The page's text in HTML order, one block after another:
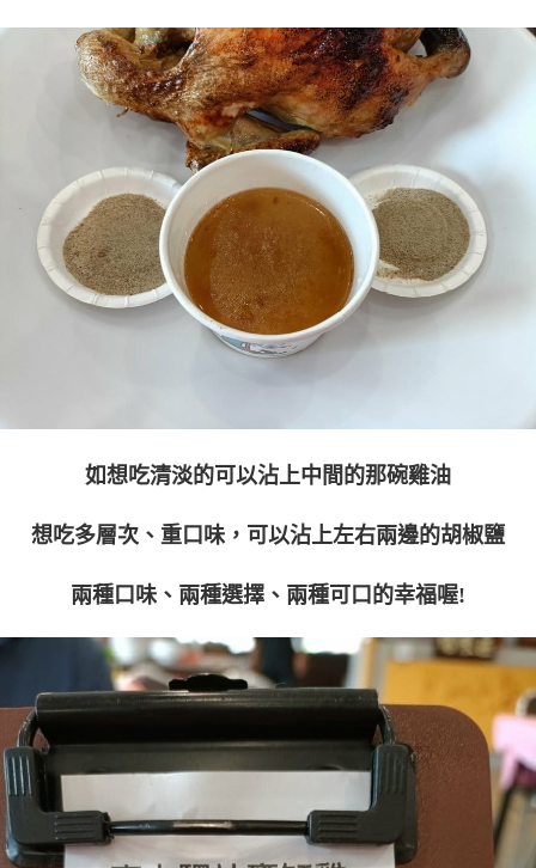
如想吃清淡的可以沾上中間的那碗雞油
想吃多層次、重口味，可以沾上左右兩邊的胡椒鹽
兩種口味、兩種選擇、兩種可口的幸福喔!